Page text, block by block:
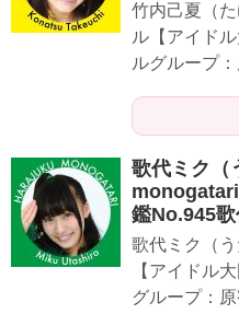
竹内己夏（
ル【アイド
ルグループ
歌代ミク（
鑑No.945歌
歌代ミク（
【アイドル
グループ：